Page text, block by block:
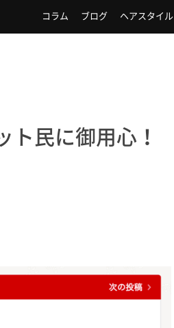
コラム ブログ ヘアスタイル
ト民に御用心！